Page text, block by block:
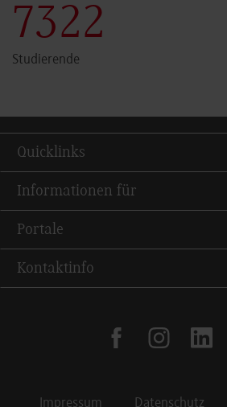
7341
Studierende
Quicklinks
Informationen für
Portale
Kontaktinfo
facebookinstagramlinkedin